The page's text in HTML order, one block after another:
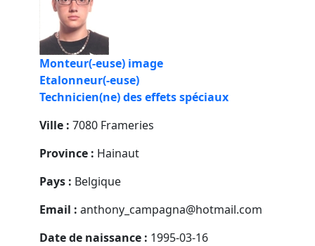
Monteur(-euse) image
Etalonneur(-euse)
Technicien(ne) des effets spéciaux
Ville : 7080 Frameries
Province : Hainaut
Pays : Belgique
Email : anthony_campagna@hotmail.com
Date de naissance : 1995-03-16